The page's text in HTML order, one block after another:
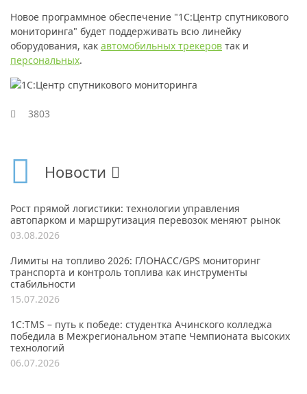
Новое программное обеспечение "1С:Центр спутникового
мониторинга" будет поддерживать всю линейку
оборудования, как автомобильных трекеров так и
персональных.
3803
Новости
Рост прямой логистики: технологии управления
автопарком и маршрутизация перевозок меняют рынок
03.08.2026
Лимиты на топливо 2026: ГЛОНАСС/GPS мониторинг
транспорта и контроль топлива как инструменты
стабильности
15.07.2026
1С:TMS – путь к победе: студентка Ачинского колледжа
победила в Межрегиональном этапе Чемпионата высоких
технологий
06.07.2026